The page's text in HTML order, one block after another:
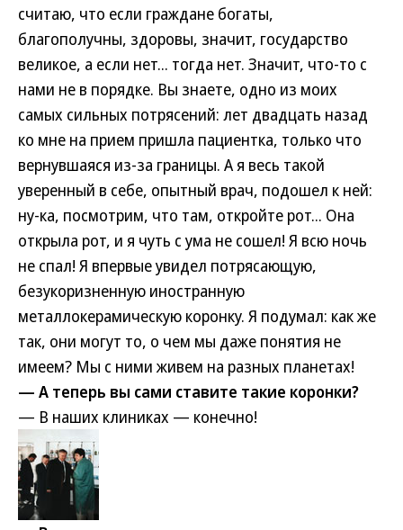
считаю, что если граждане богаты,
благополучны, здоровы, значит, государство
великое, а если нет... тогда нет. Значит, что-то с
нами не в порядке. Вы знаете, одно из моих
самых сильных потрясений: лет двадцать назад
ко мне на прием пришла пациентка, только что
вернувшаяся из-за границы. А я весь такой
уверенный в себе, опытный врач, подошел к ней:
ну-ка, посмотрим, что там, откройте рот... Она
открыла рот, и я чуть с ума не сошел! Я всю ночь
не спал! Я впервые увидел потрясающую,
безукоризненную иностранную
металлокерамическую коронку. Я подумал: как же
так, они могут то, о чем мы даже понятия не
имеем? Мы с ними живем на разных планетах!
— А теперь вы сами ставите такие коронки?
— В наших клиниках — конечно!